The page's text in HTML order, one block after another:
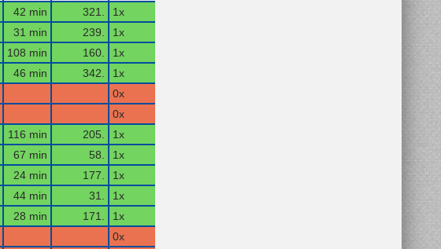
42 min 321.
1x
31 min 239.
1x
108 min 160.
1x
46 min 342.
1x
0x
0x
116 min 205.
1x
67 min 58.
1x
24 min 177.
1x
44 min 31.
1x
28 min 171.
1x
0x